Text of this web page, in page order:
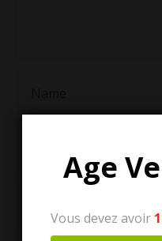
Age
Vous devez avoir